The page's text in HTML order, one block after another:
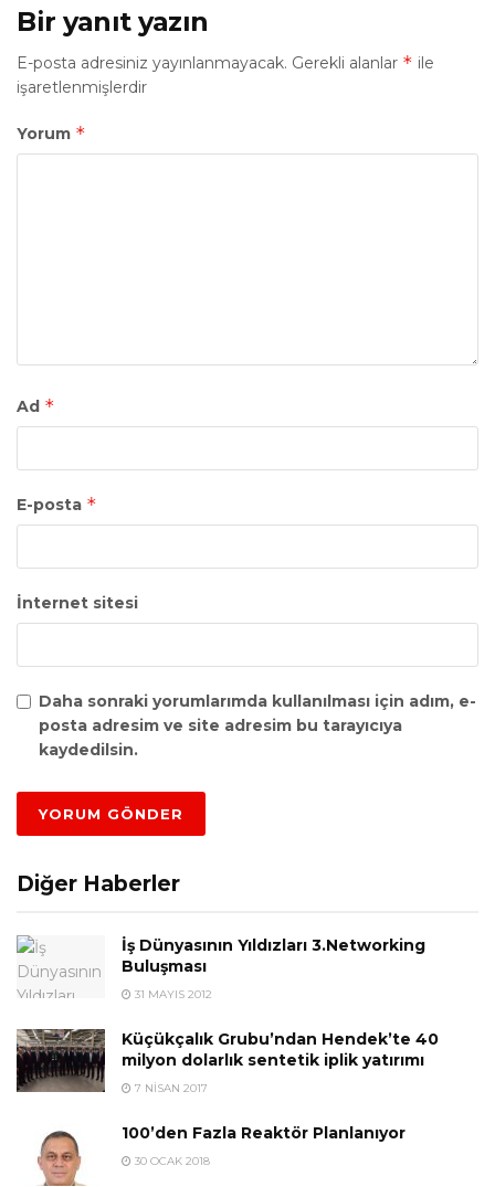
Bir yanıt yazın
E-posta adresiniz yayınlanmayacak. Gerekli alanlar * ile
işaretlenmişlerdir
Yorum *
Ad *
E-posta *
İnternet sitesi
Daha sonraki yorumlarımda kullanılması için adım, e-
posta adresim ve site adresim bu tarayıcıya
kaydedilsin.
Diğer Haberler
İş Dünyasının Yıldızları 3.Networking
Buluşması
31 MAYIS 2012
Küçükçalık Grubu’ndan Hendek’te 40
milyon dolarlık sentetik iplik yatırımı
7 NISAN 2017
100’den Fazla Reaktör Planlanıyor
30 OCAK 2018